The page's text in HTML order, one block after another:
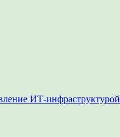
ИТ-инфраструктурой